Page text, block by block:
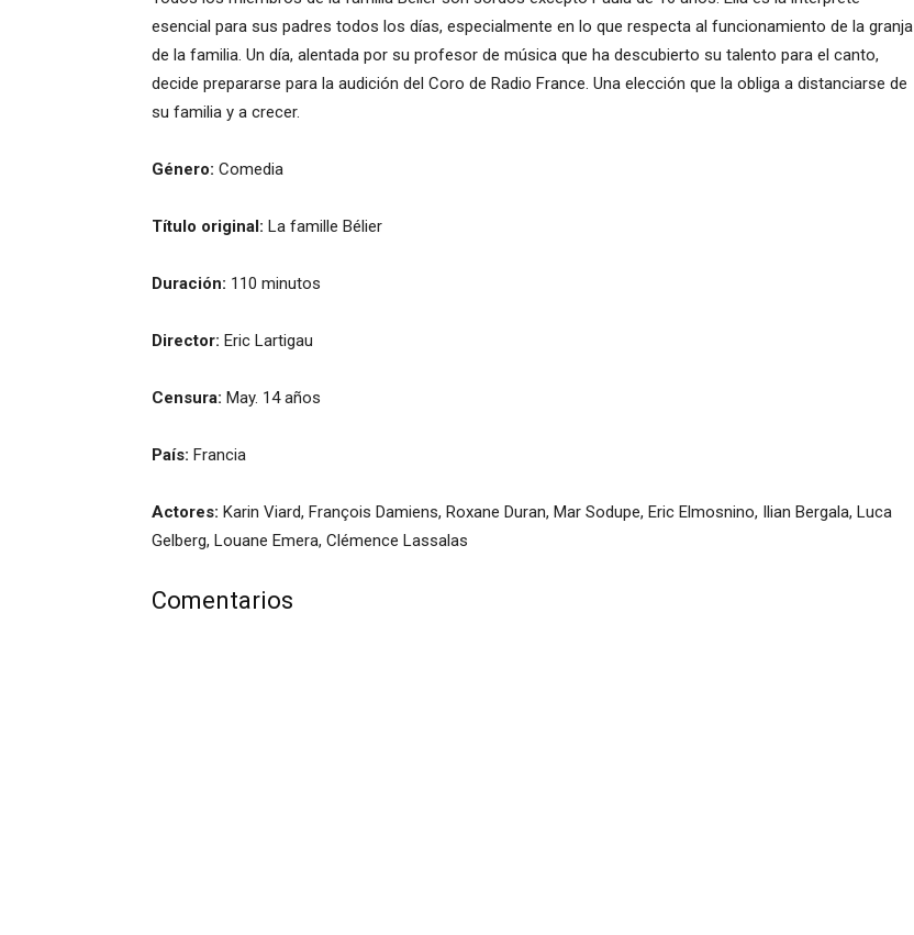
esencial para sus padres todos los días, especialmente en lo que respecta al funcionamiento de la granja
de la familia. Un día, alentada por su profesor de música que ha descubierto su talento para el canto,
decide prepararse para la audición del Coro de Radio France. Una elección que la obliga a distanciarse de
su familia y a crecer.
Género: Comedia
Título original: La famille Bélier
Duración: 110 minutos
Director: Eric Lartigau
Censura: May. 14 años
País: Francia
Actores: Karin Viard, François Damiens, Roxane Duran, Mar Sodupe, Eric Elmosnino, Ilian Bergala, Luca
Gelberg, Louane Emera, Clémence Lassalas
Comentarios